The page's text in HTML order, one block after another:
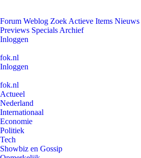
Forum Weblog Zoek Actieve Items Nieuws
Previews Specials Archief
Inloggen
fok.nl
Inloggen
fok.nl
Actueel
Nederland
Internationaal
Economie
Politiek
Tech
Showbiz en Gossip